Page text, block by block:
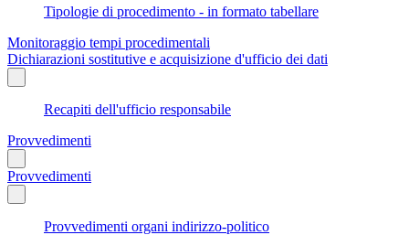
Tipologie di procedimento - in formato tabellare
Monitoraggio tempi procedimentali
Dichiarazioni sostitutive e acquisizione d'ufficio dei dati
Recapiti dell'ufficio responsabile
Provvedimenti
Provvedimenti
Provvedimenti organi indirizzo-politico